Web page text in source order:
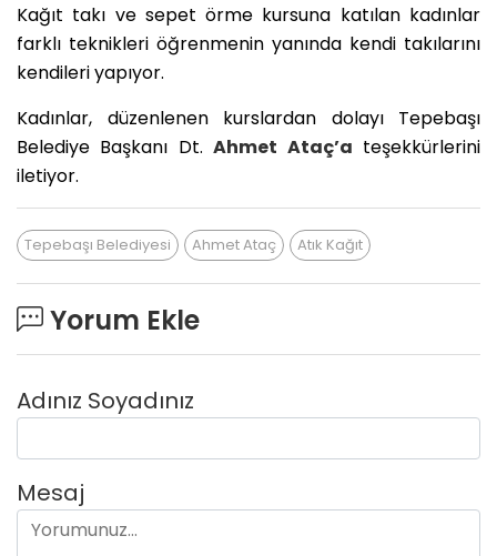
Kağıt takı ve sepet örme kursuna katılan kadınlar
farklı teknikleri öğrenmenin yanında kendi takılarını
kendileri yapıyor.
Kadınlar, düzenlenen kurslardan dolayı Tepebaşı
Belediye Başkanı Dt.Ahmet Ataç’a teşekkürlerini
iletiyor.
Tepebaşı Belediyesi Ahmet Ataç Atık Kağıt
Yorum Ekle
Adınız Soyadınız
Mesaj